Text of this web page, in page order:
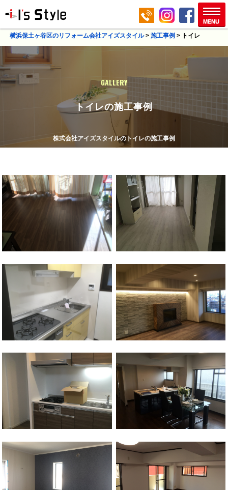
横浜保土ヶ谷区のリフォーム会社アイズスタイル> 施工事例 > トイレ
GALLERY
トイレの施工事例
株式会社アイズスタイルのトイレの施工事例
平沼橋駅西区 平沼橋駅 西区
西区西横浜駅 西区 西横浜駅
西区西横浜駅 西区西横浜駅
西区西横浜駅 保土ケ谷区西谷駅